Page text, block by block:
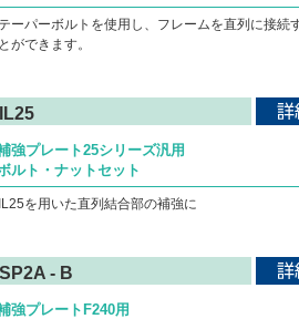
テーパーボルトを使用し、フレームを直列に接続
とができます。
IL25
強プレート25シリーズ汎用
ルト・ナットセット
IL25を用いた直列結合部の補強に
SP2A - B
強プレートF240用